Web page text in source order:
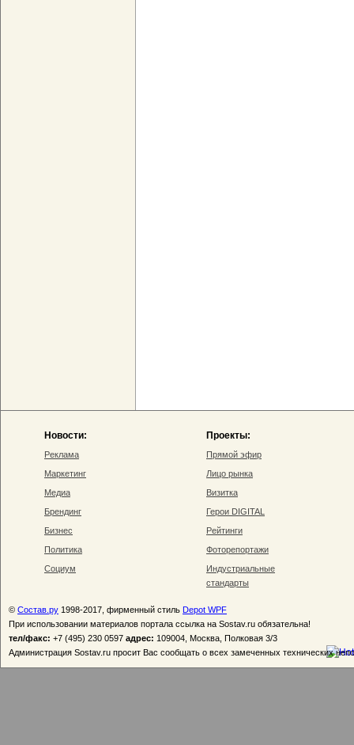
Новости:
Реклама
Маркетинг
Медиа
Брендинг
Бизнес
Политика
Социум
Проекты:
Прямой эфир
Лицо рынка
Визитка
Герои DIGITAL
Рейтинги
Фоторепортажи
Индустриальные
стандарты
© Состав.ру 1998-2017, фирменный стиль Depot WPF
При использовании материалов портала ссылка на Sostav.ru обязательна!
тел/факс: +7 (495) 230 0597 адрес: 109004, Москва, Полковая 3/3
Администрация Sostav.ru просит Вас сообщать о всех замеченных технических